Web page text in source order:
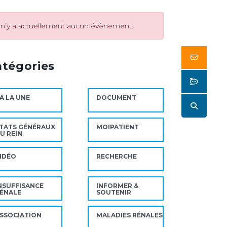
n’y a actuellement aucun évènement.
LA UNE DOCUMENT
GÉNÉRAUX
REIN
MOIPATIENT
RECHERCHE
INFORMER &
SOUTENIR
MALADIES RÉNALES